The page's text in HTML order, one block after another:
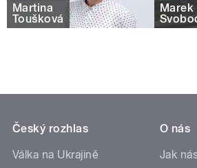
Martina
Toušková
Marek
Český rozhlas
Válka na Ukrajině
O nás
Jak